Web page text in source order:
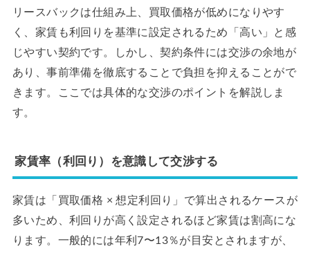
リースバックは仕組み上、買取価格が低めになりやす
く、家賃も利回りを基準に設定されるため「高い」と感
じやすい契約です。しかし、契約条件には交渉の余地が
あり、事前準備を徹底することで負担を抑えることがで
きます。ここでは具体的な交渉のポイントを解説しま
す。
家賃率（利回り）を意識して交渉する
家賃は「買取価格 × 想定利回り」で算出されるケースが
多いため、利回りが高く設定されるほど家賃は割高にな
ります。一般的には年利7〜13％が目安とされますが、